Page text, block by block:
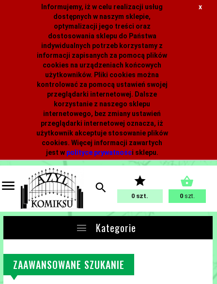
Informujemy, iż w celu realizacji usług
dostępnych w naszym sklepie,
optymalizacji jego treści oraz
dostosowania sklepu do Państwa
indywidualnych potrzeb korzystamy z
informacji zapisanych za pomocą plików
cookies na urządzeniach końcowych
użytkowników. Pliki cookies można
kontrolować za pomocą ustawień swojej
przeglądarki internetowej. Dalsze
korzystanie z naszego sklepu
internetowego, bez zmiany ustawień
przeglądarki internetowej oznacza, iż
użytkownik akceptuje stosowanie plików
cookies. Więcej informacji zawartych
jest w polityce prywatności sklepu.
x
0 0 szt.
Kategorie
ZAAWANSOWANE SZUKANIE